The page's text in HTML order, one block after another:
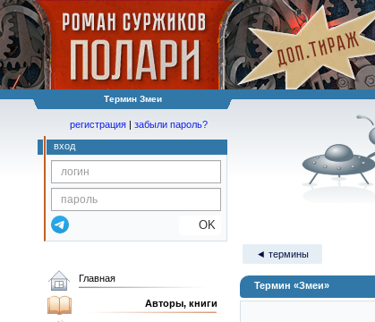
Термин Змеи
регистрация | забыли пароль?
вход
OK
◄ термины
Термин «Змеи»
Главная
Авторы, книги